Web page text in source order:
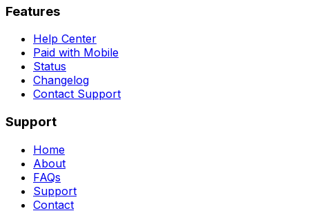
Features
Help Center
Paid with Mobile
Status
Changelog
Contact Support
Support
Home
About
FAQs
Support
Contact